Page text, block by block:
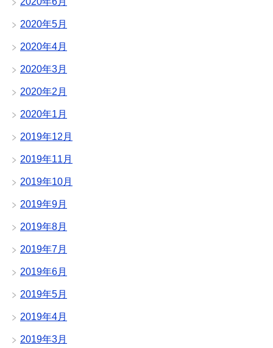
2020年5月
2020年4月
2020年3月
2020年2月
2020年1月
2019年12月
2019年11月
2019年10月
2019年9月
2019年8月
2019年7月
2019年6月
2019年5月
2019年4月
2019年3月